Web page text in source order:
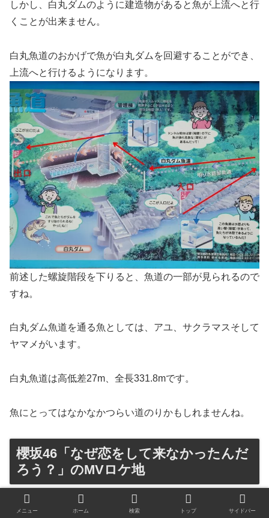
しかし、白丸ダムのように建造物があると魚が上流へと行
くことが出来ません。
白丸魚道のおかげで魚が白丸ダムを回避することができ、
上流へと行けるようになります。
前述した螺旋階段を下りると、魚道の一部が見られるので
すね。
白丸ダム魚道を通る魚としては、アユ、サクラマスそして
ヤマメがいます。
白丸魚道は高低差27m、全長331.8mです。
魚にとってはなかなかつらい道のりかもしれませんね。
櫻坂46「なぜ恋をして来なかったんだ
ろう？」のMVロケ地
白丸調整池はロケ地にもなっています。
メニュー ホーム 検索 トップ サイドバー